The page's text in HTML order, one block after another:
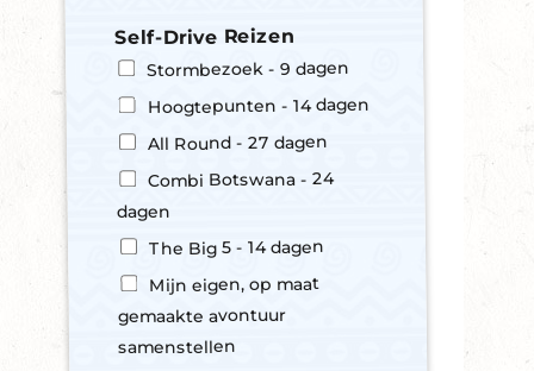
i
j
d
Self-Drive Reizen
Stormbezoek - 9 dagen
Hoogtepunten - 14 dagen
All Round - 27 dagen
Combi Botswana - 24
dagen
The Big 5 - 14 dagen
Mijn eigen, op maat
gemaakte avontuur
samenstellen